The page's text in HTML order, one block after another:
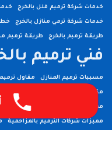
خدمات شركة ترميم فلل بالخرج
خدمات شركة ترمي منازل بالخرج
طريقة ترميم بالخرج طريقة ترميم
فني ترميم
مسببات ترميم المنازل مقاول
مقاول ترميم فلل بالخرج مميزات
مميزات ترميمات بالخرج مميزات
مميزات شركات الترميم بالمزاحمية